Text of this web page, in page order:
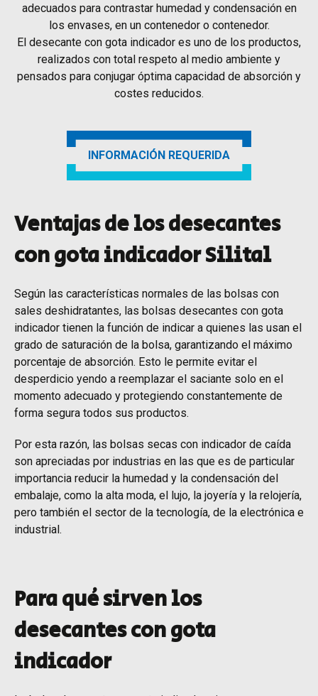
adecuados para contrastar humedad y condensación en
los envases, en un contenedor o contenedor.
El desecante con gota indicador es uno de los productos,
realizados con total respeto al medio ambiente y
pensados para conjugar óptima capacidad de absorción y
costes reducidos.
INFORMACIÓN REQUERIDA
Ventajas de los desecantes
con gota indicador Silital
Según las características normales de las bolsas con
sales deshidratantes, las bolsas desecantes con gota
indicador tienen la función de indicar a quienes las usan el
grado de saturación de la bolsa, garantizando el máximo
porcentaje de absorción. Esto le permite evitar el
desperdicio yendo a reemplazar el saciante solo en el
momento adecuado y protegiendo constantemente de
forma segura todos sus productos.
Por esta razón, las bolsas secas con indicador de caída
son apreciadas por industrias en las que es de particular
importancia reducir la humedad y la condensación del
embalaje, como la alta moda, el lujo, la joyería y la relojería,
pero también el sector de la tecnología, de la electrónica e
industrial.
Para qué sirven los
desecantes con gota
indicador